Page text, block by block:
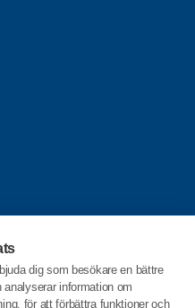
dig som besökare en bättre
information om
för att förbättra funktioner och